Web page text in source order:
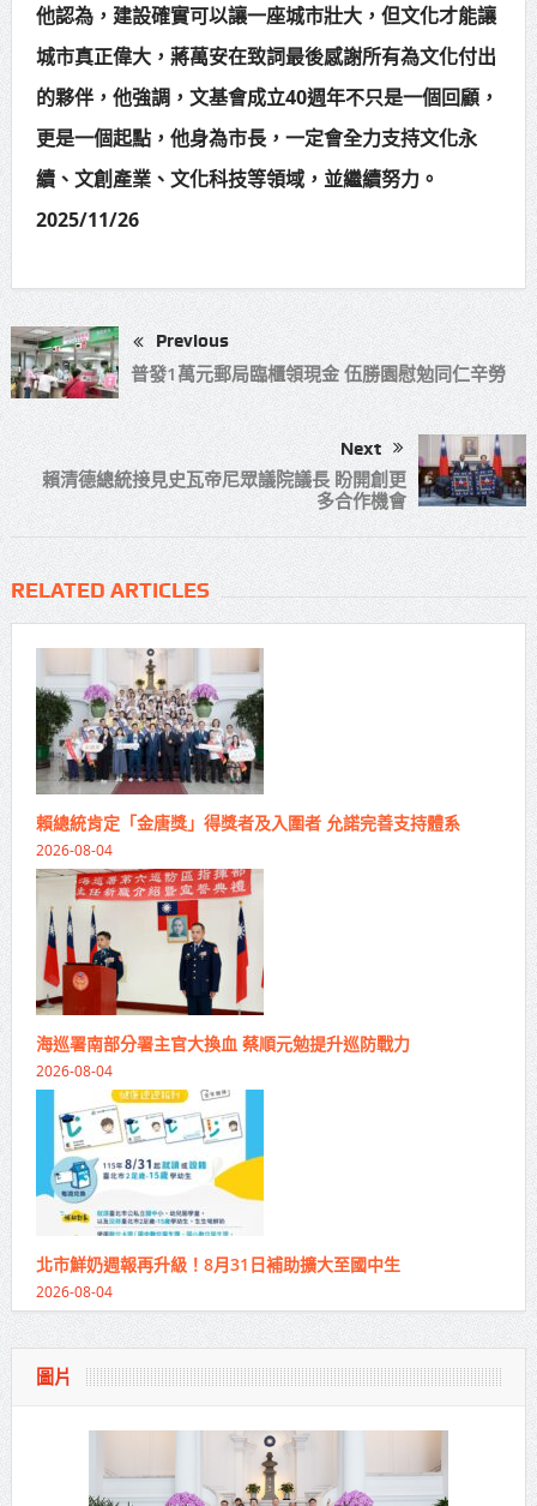
他認為，建設確實可以讓一座城市壯大，但文化才能讓
城市真正偉大，蔣萬安在致詞最後感謝所有為文化付出
的夥伴，他強調，文基會成立40週年不只是一個回顧，
更是一個起點，他身為市長，一定會全力支持文化永
續、文創產業、文化科技等領域，並繼續努力。
2025/11/26
Previous
普發1萬元郵局臨櫃領現金 伍勝園慰勉同仁辛勞
Next
賴清德總統接見史瓦帝尼眾議院議長 盼開創更
多合作機會
RELATED ARTICLES
賴總統肯定「金唐獎」得獎者及入圍者 允諾完善支持體系
2026-08-04
海巡署南部分署主官大換血 蔡順元勉提升巡防戰力
2026-08-04
北市鮮奶週報再升級！8月31日補助擴大至國中生
2026-08-04
圖片